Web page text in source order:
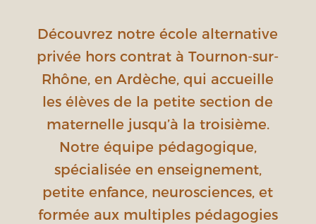
Découvrez notre école alternative
privée hors contrat à Tournon-sur-
Rhône, en Ardèche, qui accueille
les élèves de la petite section de
maternelle jusqu’à la troisième.
Notre équipe pédagogique,
spécialisée en enseignement,
petite enfance, neurosciences, et
formée aux multiples pédagogies